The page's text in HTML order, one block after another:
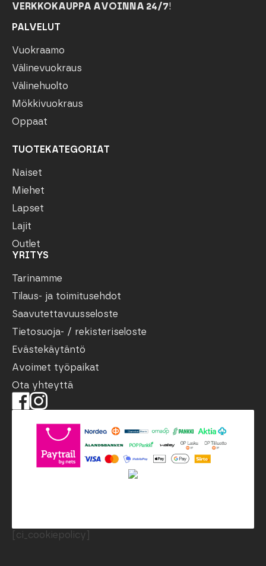
VERKKOKAUPPA AVOINNA 24/7!
PALVELUT
Vuokraamo
Välinevuokraus
Välinehuolto
Mökkivuokraus
Oppaat
TUOTEKATEGORIAT
Naiset
Miehet
Lapset
Lajit
Outlet
YRITYS
Tarinamme
Tilaus- ja toimitusehdot
Saavutettavuusseloste
Tietosuoja- / rekisteriseloste
Evästekäytäntö
Avoimet työpaikat
Ota yhteyttä
[ci_cookiepolicy]